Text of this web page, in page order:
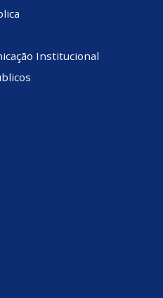
Institucional